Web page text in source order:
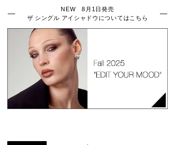
NEW 8月1日発売
ザ シングル アイシャドウについてはこちら